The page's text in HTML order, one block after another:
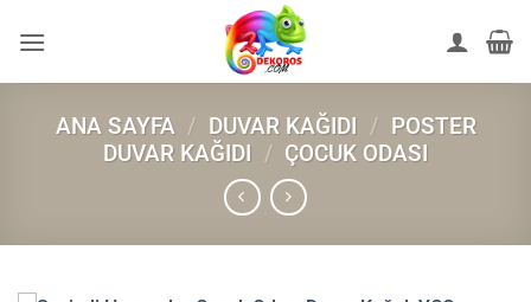
atla
ANA SAYFA / DUVAR KAĞIDI / POSTER
DUVAR KAĞIDI / ÇOCUK ODASI